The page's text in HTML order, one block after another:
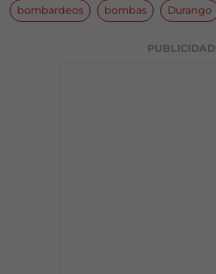
bombardeos bombas Durango
PUBLICIDAD